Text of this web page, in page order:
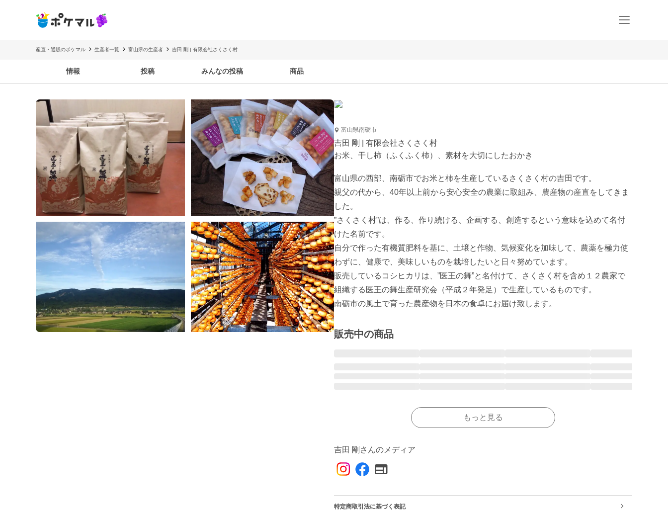
産直・通販のポケマル 生産者一覧 富山県の生産者 吉田 剛 | 有限会社さくさく村
情報 投稿 みんなの投稿 商品
富山県南砺市
吉田 剛 | 有限会社さくさく村
お米、干し柿（ふくふく柿）、素材を大切にしたおかき
富山県の西部、南砺市でお米と柿を生産しているさくさく村の吉田です。
親父の代から、40年以上前から安心安全の農業に取組み、農産物の産直をしてきま
した。
”さくさく村”は、作る、作り続ける、企画する、創造するという意味を込めて名付
けた名前です。
自分で作った有機質肥料を基に、土壌と作物、気候変化を加味して、農薬を極力使
わずに、健康で、美味しいものを栽培したいと日々努めています。
販売しているコシヒカリは、”医王の舞”と名付けて、さくさく村を含め１２農家で
組織する医王の舞生産研究会（平成２年発足）で生産しているものです。
販売中の商品
もっと見る
吉田 剛さんのメディア
特定商取引法に基づく表記